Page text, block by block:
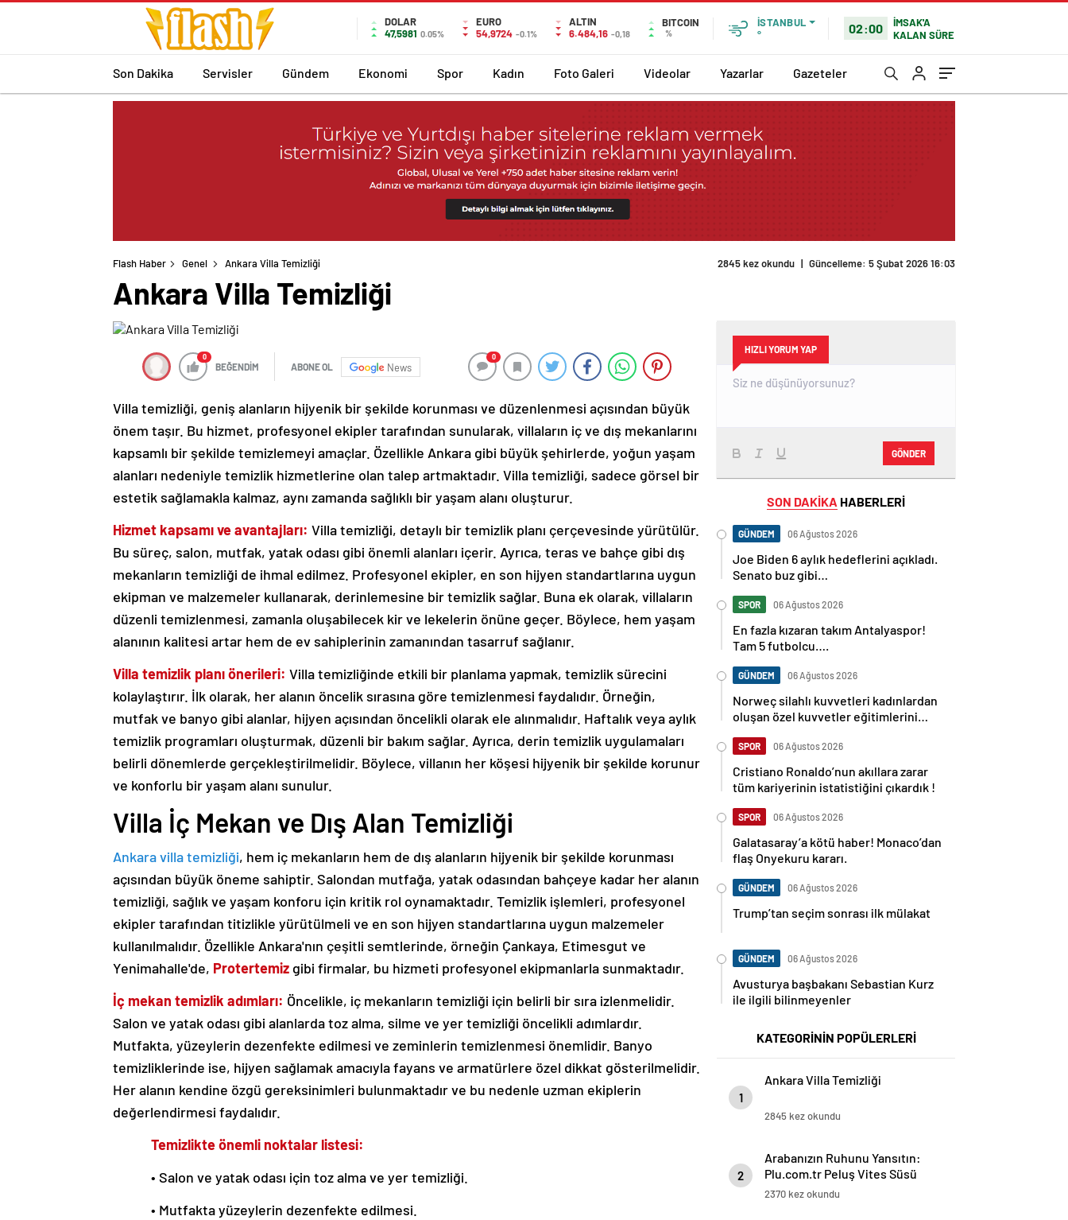
DOLAR
47,5981 0.05%
EURO
54,9724 -0.1%
ALTIN
6.484,16 -0,18
BITCOIN
%
İSTANBUL
°
02:00
İMSAK'A
KALAN SÜRE
Son Dakika Servisler Gündem Ekonomi Spor Kadın Foto Galeri Videolar Yazarlar Gazeteler
Flash Haber Genel Ankara Villa Temizliği 2845 kez okundu | Güncelleme: 5 Şubat 2026 16:03
Ankara Villa Temizliği
0
BEĞENDİM ABONE OL News
0
Villa temizliği, geniş alanların hijyenik bir şekilde korunması ve düzenlenmesi açısından büyük
önem taşır. Bu hizmet, profesyonel ekipler tarafından sunularak, villaların iç ve dış mekanlarını
kapsamlı bir şekilde temizlemeyi amaçlar. Özellikle Ankara gibi büyük şehirlerde, yoğun yaşam
alanları nedeniyle temizlik hizmetlerine olan talep artmaktadır. Villa temizliği, sadece görsel bir
estetik sağlamakla kalmaz, aynı zamanda sağlıklı bir yaşam alanı oluşturur.
Hizmet kapsamı ve avantajları: Villa temizliği, detaylı bir temizlik planı çerçevesinde yürütülür.
Bu süreç, salon, mutfak, yatak odası gibi önemli alanları içerir. Ayrıca, teras ve bahçe gibi dış
mekanların temizliği de ihmal edilmez. Profesyonel ekipler, en son hijyen standartlarına uygun
ekipman ve malzemeler kullanarak, derinlemesine bir temizlik sağlar. Buna ek olarak, villaların
düzenli temizlenmesi, zamanla oluşabilecek kir ve lekelerin önüne geçer. Böylece, hem yaşam
alanının kalitesi artar hem de ev sahiplerinin zamanından tasarruf sağlanır.
Villa temizlik planı önerileri: Villa temizliğinde etkili bir planlama yapmak, temizlik sürecini
kolaylaştırır. İlk olarak, her alanın öncelik sırasına göre temizlenmesi faydalıdır. Örneğin,
mutfak ve banyo gibi alanlar, hijyen açısından öncelikli olarak ele alınmalıdır. Haftalık veya aylık
temizlik programları oluşturmak, düzenli bir bakım sağlar. Ayrıca, derin temizlik uygulamaları
belirli dönemlerde gerçekleştirilmelidir. Böylece, villanın her köşesi hijyenik bir şekilde korunur
ve konforlu bir yaşam alanı sunulur.
Villa İç Mekan ve Dış Alan Temizliği
Ankara villa temizliği, hem iç mekanların hem de dış alanların hijyenik bir şekilde korunması
açısından büyük öneme sahiptir. Salondan mutfağa, yatak odasından bahçeye kadar her alanın
temizliği, sağlık ve yaşam konforu için kritik rol oynamaktadır. Temizlik işlemleri, profesyonel
ekipler tarafından titizlikle yürütülmeli ve en son hijyen standartlarına uygun malzemeler
kullanılmalıdır. Özellikle Ankara'nın çeşitli semtlerinde, örneğin Çankaya, Etimesgut ve
Yenimahalle'de, Protertemiz gibi firmalar, bu hizmeti profesyonel ekipmanlarla sunmaktadır.
İç mekan temizlik adımları: Öncelikle, iç mekanların temizliği için belirli bir sıra izlenmelidir.
Salon ve yatak odası gibi alanlarda toz alma, silme ve yer temizliği öncelikli adımlardır.
Mutfakta, yüzeylerin dezenfekte edilmesi ve zeminlerin temizlenmesi önemlidir. Banyo
temizliklerinde ise, hijyen sağlamak amacıyla fayans ve armatürlere özel dikkat gösterilmelidir.
Her alanın kendine özgü gereksinimleri bulunmaktadır ve bu nedenle uzman ekiplerin
değerlendirmesi faydalıdır.
Temizlikte önemli noktalar listesi:
• Salon ve yatak odası için toz alma ve yer temizliği.
• Mutfakta yüzeylerin dezenfekte edilmesi.
HIZLI YORUM YAP
GÖNDER
SON DAKİKA HABERLERİ
GÜNDEM 06 Ağustos 2026
Joe Biden 6 aylık hedeflerini açıkladı.
Senato buz gibi…
SPOR 06 Ağustos 2026
En fazla kızaran takım Antalyaspor!
Tam 5 futbolcu….
GÜNDEM 06 Ağustos 2026
Norweç silahlı kuvvetleri kadınlardan
oluşan özel kuvvetler eğitimlerini
SPOR 06 Ağustos 2026
Cristiano Ronaldo’nun akıllara zarar
tüm kariyerinin istatistiğini çıkardık !
SPOR 06 Ağustos 2026
Galatasaray’a kötü haber! Monaco’dan
flaş Onyekuru kararı.
GÜNDEM 06 Ağustos 2026
Trump’tan seçim sonrası ilk mülakat
GÜNDEM 06 Ağustos 2026
Avusturya başbakanı Sebastian Kurz
ile ilgili bilinmeyenler
KATEGORİNİN POPÜLERLERİ
1
Ankara Villa Temizliği
2845 kez okundu
2
Arabanızın Ruhunu Yansıtın:
Plu.com.tr Peluş Vites Süsü
Modelleri
2370 kez okundu